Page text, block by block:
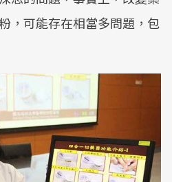
，可能存在相當多問題，包